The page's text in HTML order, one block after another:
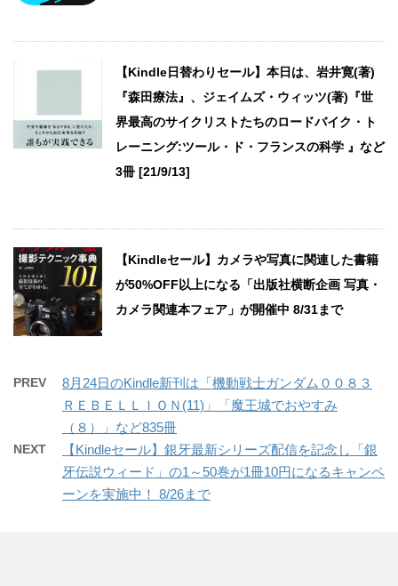
【Kindle日替わりセール】本日は、岩井寛(著)
『森田療法』、ジェイムズ・ウィッツ(著)『世
界最高のサイクリストたちのロードバイク・ト
レーニング:ツール・ド・フランスの科学 』など
3冊 [21/9/13]
【Kindleセール】カメラや写真に関連した書籍
が50%OFF以上になる「出版社横断企画 写真・
カメラ関連本フェア」が開催中 8/31まで
PREV
8月24日のKindle新刊は「機動戦士ガンダム００８３
ＲＥＢＥＬＬＩＯＮ(11)」「魔王城でおやすみ
（８）」など835冊
NEXT
【Kindleセール】銀牙最新シリーズ配信を記念し「銀
牙伝説ウィード」の1～50巻が1冊10円になるキャンペ
ーンを実施中！ 8/26まで